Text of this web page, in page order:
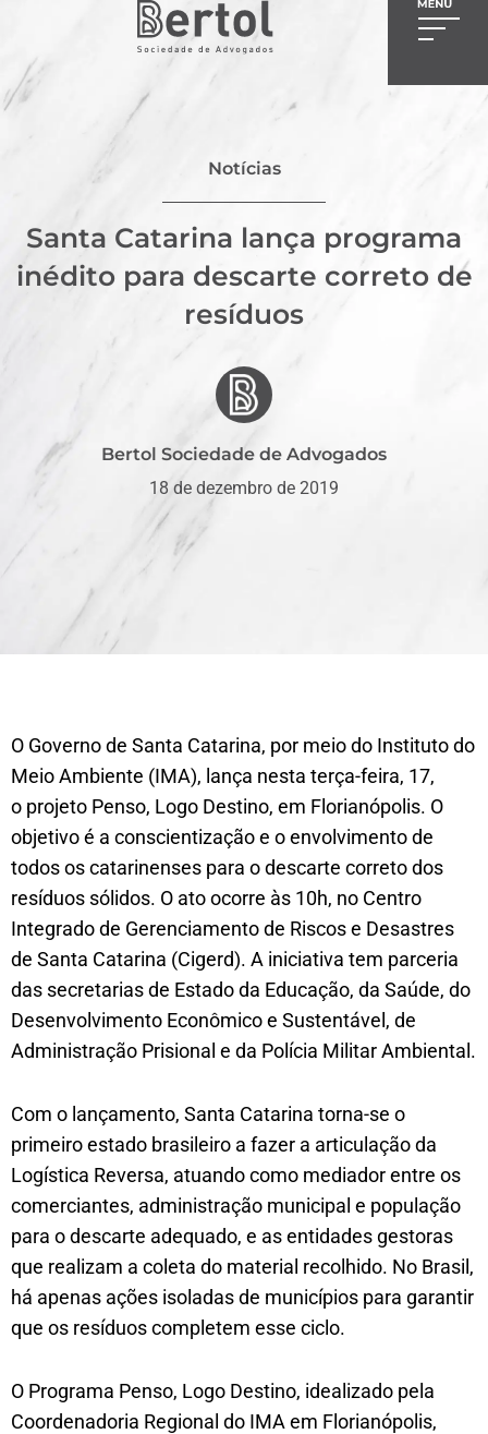
Notícias
Santa Catarina lança programa
inédito para descarte correto de
resíduos
Bertol Sociedade de Advogados
18 de dezembro de 2019
O Governo de Santa Catarina, por meio do Instituto do
Meio Ambiente (IMA), lança nesta terça-feira, 17,
o projeto Penso, Logo Destino, em Florianópolis. O
objetivo é a conscientização e o envolvimento de
todos os catarinenses para o descarte correto dos
resíduos sólidos. O ato ocorre às 10h, no Centro
Integrado de Gerenciamento de Riscos e Desastres
de Santa Catarina (Cigerd). A iniciativa tem parceria
das secretarias de Estado da Educação, da Saúde, do
Desenvolvimento Econômico e Sustentável, de
Administração Prisional e da Polícia Militar Ambiental.
Com o lançamento, Santa Catarina torna-se o
primeiro estado brasileiro a fazer a articulação da
Logística Reversa, atuando como mediador entre os
comerciantes, administração municipal e população
para o descarte adequado, e as entidades gestoras
que realizam a coleta do material recolhido. No Brasil,
há apenas ações isoladas de municípios para garantir
que os resíduos completem esse ciclo.
O Programa Penso, Logo Destino, idealizado pela
Coordenadoria Regional do IMA em Florianópolis,